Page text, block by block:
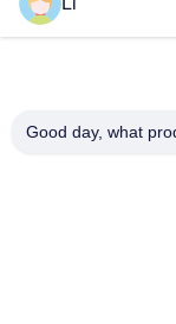
De
lage temperatuur
13C
Onverwachte
Good day, what